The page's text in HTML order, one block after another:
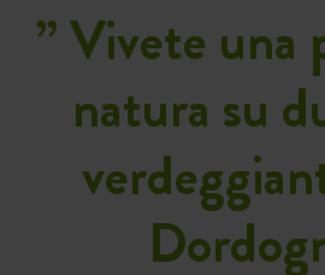
”Vivete una
natura su